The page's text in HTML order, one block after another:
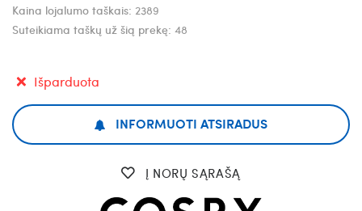
Kaina lojalumo taškais: 2389
Suteikiama taškų už šią prekę: 48
Išparduota
INFORMUOTI ATSIRADUS
Į NORŲ SĄRAŠĄ